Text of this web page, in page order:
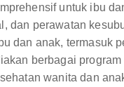
untuk ibu
dan perawatan
dan anak, termasuk
berbagai
wanita dan